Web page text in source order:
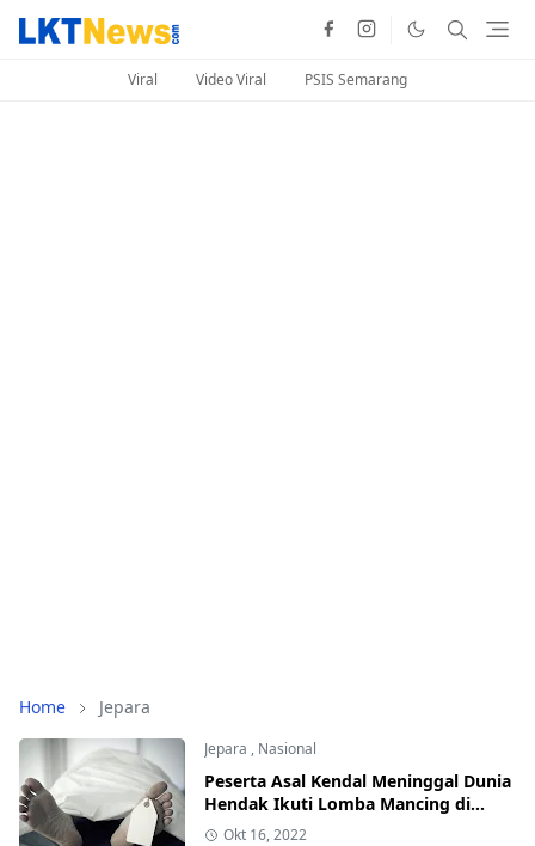
Viral Video Viral PSIS Semarang
Home Jepara
Jepara , Nasional
Peserta Asal Kendal Meninggal Dunia
Hendak Ikuti Lomba Mancing di
Karimunjawa
Okt 16, 2022